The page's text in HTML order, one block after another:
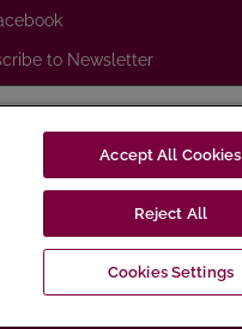
to Newsletter
Privacy Policy
Accept All Cookies
Reject All
Cookies Settings